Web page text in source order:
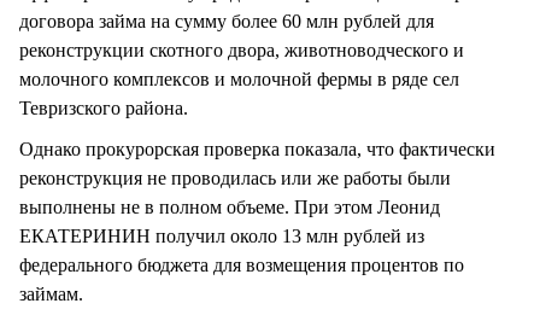
договора займа на сумму более 60 млн рублей для
реконструкции скотного двора, животноводческого и
молочного комплексов и молочной фермы в ряде сел
Тевризского района.
Однако прокурорская проверка показала, что фактически
реконструкция не проводилась или же работы были
выполнены не в полном объеме. При этом Леонид
ЕКАТЕРИНИН получил около 13 млн рублей из
федерального бюджета для возмещения процентов по
займам.